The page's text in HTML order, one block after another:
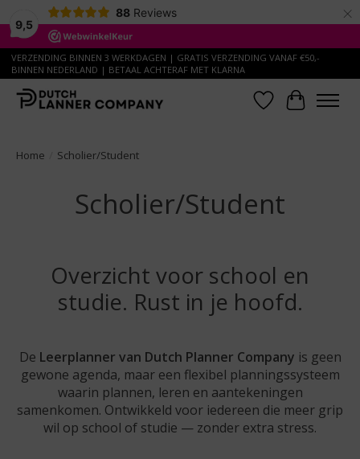
9,5
88 Reviews ×
VERZENDING BINNEN 3 WERKDAGEN | GRATIS VERZENDING VANAF €50,-
BINNEN NEDERLAND | BETAAL ACHTERAF MET KLARNA
Verlanglijst
Home Scholier/Student
Scholier/Student
Overzicht voor school en
studie. Rust in je hoofd.
De Leerplanner van Dutch Planner Company is geen
gewone agenda, maar een flexibel planningssysteem
waarin plannen, leren en aantekeningen
samenkomen. Ontwikkeld voor iedereen die meer grip
wil op school of studie — zonder extra stress.